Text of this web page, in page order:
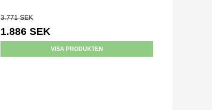
3.771 SEK
1.886 SEK
VISA PRODUKTEN